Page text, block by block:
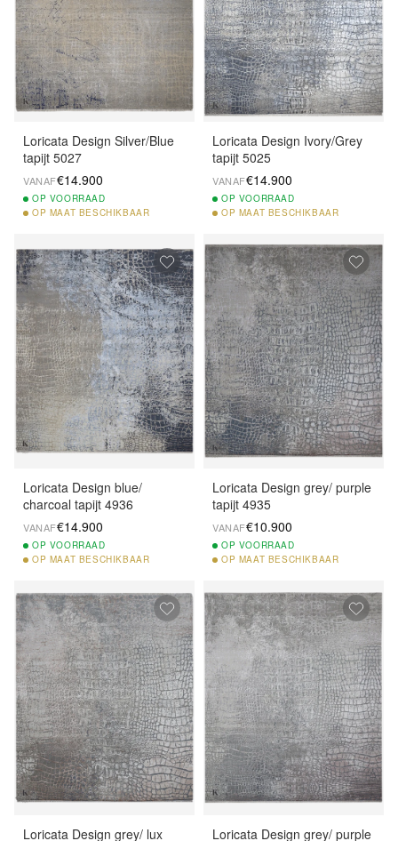
Loricata Design Silver/Blue
tapijt 5027
VANAF€14.900
OP VOORRAAD
OP MAAT BESCHIKBAAR
Loricata Design Ivory/Grey
tapijt 5025
VANAF€14.900
OP VOORRAAD
OP MAAT BESCHIKBAAR
Loricata Design blue/
charcoal tapijt 4936
VANAF€14.900
OP VOORRAAD
OP MAAT BESCHIKBAAR
Loricata Design grey/ purple
tapijt 4935
VANAF€10.900
OP VOORRAAD
OP MAAT BESCHIKBAAR
Loricata Design grey/ lux Loricata Design grey/ purple